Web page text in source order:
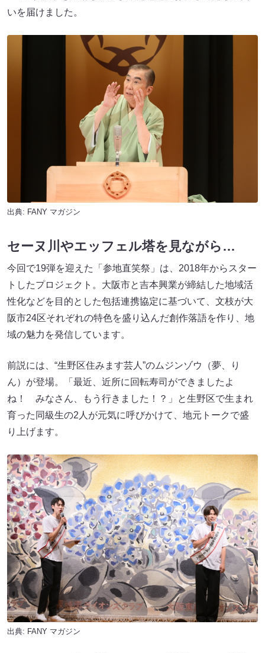
いを届けました。
出典: FANY マガジン
セーヌ川やエッフェル塔を見ながら…
今回で19弾を迎えた「参地直笑祭」は、2018年からスター
トしたプロジェクト。大阪市と吉本興業が締結した地域活
性化などを目的とした包括連携協定に基づいて、文枝が大
阪市24区それぞれの特色を盛り込んだ創作落語を作り、地
域の魅力を発信しています。
前説には、“生野区住みます芸人”のムジンゾウ（夢、り
ん）が登場。「最近、近所に回転寿司ができましたよ
ね！ みなさん、もう行きました！？」と生野区で生まれ
育った同級生の2人が元気に呼びかけて、地元トークで盛
り上げます。
出典: FANY マガジン